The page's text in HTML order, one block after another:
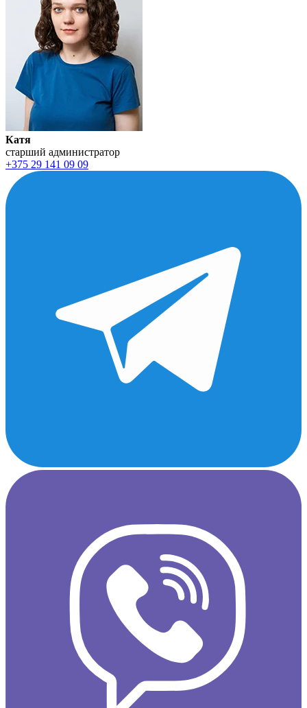
Катя
старший администратор
+375 29 141 09 09